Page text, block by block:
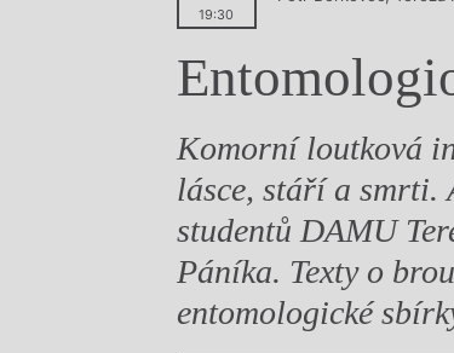
Výroční ceny
19:30
Komorní loutková
lásce, stáří a smrti.
studentů DAMU
Páníka. Texty o
entomologické